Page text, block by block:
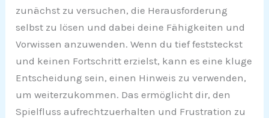
zunächst zu versuchen, die Herausforderung
selbst zu lösen und dabei deine Fähigkeiten und
Vorwissen anzuwenden. Wenn du tief feststeckst
und keinen Fortschritt erzielst, kann es eine kluge
Entscheidung sein, einen Hinweis zu verwenden,
um weiterzukommen. Das ermöglicht dir, den
Spielfluss aufrechtzuerhalten und Frustration zu